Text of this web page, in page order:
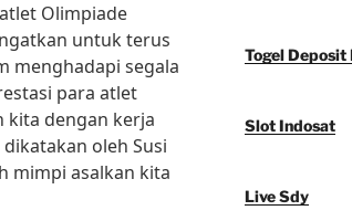
Olimpiade
untuk terus
menghadapi segala
para atlet
kita dengan kerja
oleh Susi
mimpi asalkan kita
Togel Deposit
Slot Indosat
Live Sdy